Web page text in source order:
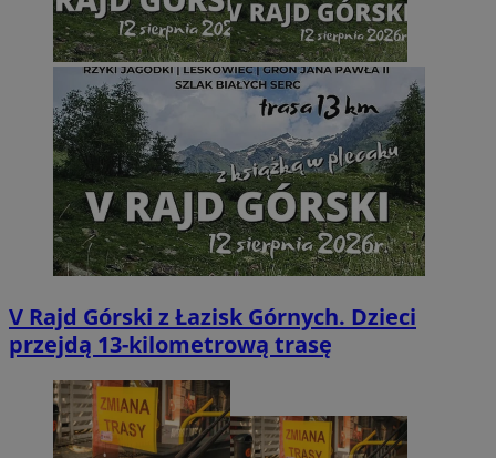
V Rajd Górski z Łazisk Górnych. Dzieci
przejdą 13-kilometrową trasę